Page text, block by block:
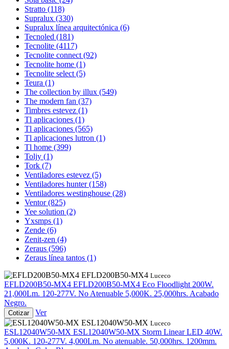
Stratto (118)
Supralux (330)
Supralux línea arquitectónica (6)
Tecnoled (181)
Tecnolite (4117)
Tecnolite connect (92)
Tecnolite home (1)
Tecnolite select (5)
Teura (1)
The collection by illux (549)
The modern fan (37)
Timbres estevez (1)
Tl aplicaciones (1)
Tl aplicaciones (565)
Tl aplicaciones lutron (1)
Tl home (399)
Toljy (1)
Tork (7)
Ventiladores estevez (5)
Ventiladores hunter (158)
Ventiladores westinghouse (28)
Ventor (825)
Yee solution (2)
Yxsmps (1)
Zende (6)
Zenit-zen (4)
Zeraus (596)
Zeraus línea tantos (1)
EFLD200B50-MX4 Luceco
EFLD200B50-MX4 EFLD200B50-MX4 Eco Floodlight 200W.
21,000Lm. 120-277V. No Atenuable 5,000K. 25,000hrs. Acabado
Negro.
Cotizar
Ver
ESL12040W50-MX Luceco
ESL12040W50-MX ESL12040W50-MX Storm Linear LED 40W.
5,000K. 120-277V. 4,000Lm. No atenuable. 50,000hrs. 1200mm.